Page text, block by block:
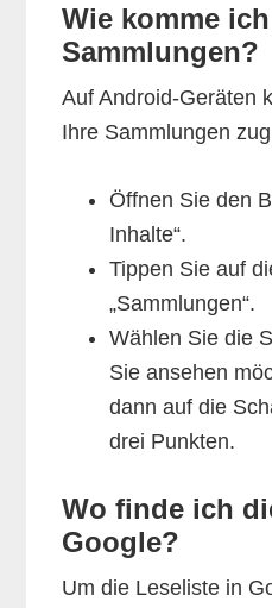
Wie komme
Sammlungen?
Auf Android-Geräten
Ihre Sammlungen
Öffnen Sie den
Inhalte“.
Tippen Sie auf
„Sammlungen“.
Wählen Sie die
Sie ansehen
dann auf die
drei Punkten.
Wo finde ich
Google?
Um die Leseliste in